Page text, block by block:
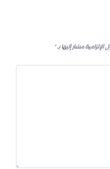
الإلزامية مشار إليها بـ*